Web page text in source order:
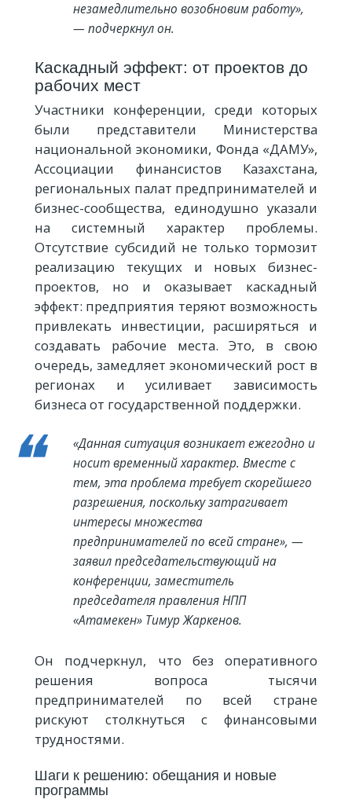
незамедлительно возобновим работу»,
— подчеркнул он.
Каскадный эффект: от проектов до
рабочих мест
Участники конференции, среди которых
были представители Министерства
национальной экономики, Фонда «ДАМУ»,
Ассоциации финансистов Казахстана,
региональных палат предпринимателей и
бизнес-сообщества, единодушно указали
на системный характер проблемы.
Отсутствие субсидий не только тормозит
реализацию текущих и новых бизнес-
проектов, но и оказывает каскадный
эффект: предприятия теряют возможность
привлекать инвестиции, расширяться и
создавать рабочие места. Это, в свою
очередь, замедляет экономический рост в
регионах и усиливает зависимость
бизнеса от государственной поддержки.
«Данная ситуация возникает ежегодно и
носит временный характер. Вместе с
тем, эта проблема требует скорейшего
разрешения, поскольку затрагивает
интересы множества
предпринимателей по всей стране», —
заявил председательствующий на
конференции, заместитель
председателя правления НПП
«Атамекен» Тимур Жаркенов.
Он подчеркнул, что без оперативного
решения вопроса тысячи
предпринимателей по всей стране
рискуют столкнуться с финансовыми
трудностями.
Шаги к решению: обещания и новые
программы